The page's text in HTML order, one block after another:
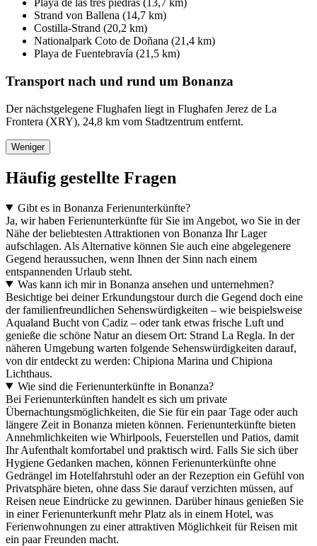
Playa de las tres piedras (13,7 km)
Strand von Ballena (14,7 km)
Costilla-Strand (20,2 km)
Nationalpark Coto de Doñana (21,4 km)
Playa de Fuentebravía (21,5 km)
Transport nach und rund um Bonanza
Der nächstgelegene Flughafen liegt in Flughafen Jerez de La
Frontera (XRY), 24,8 km vom Stadtzentrum entfernt.
Weniger
Häufig gestellte Fragen
Gibt es in Bonanza Ferienunterkünfte?
Ja, wir haben Ferienunterkünfte für Sie im Angebot, wo Sie in der
Nähe der beliebtesten Attraktionen von Bonanza Ihr Lager
aufschlagen. Als Alternative können Sie auch eine abgelegenere
Gegend heraussuchen, wenn Ihnen der Sinn nach einem
entspannenden Urlaub steht.
Was kann ich mir in Bonanza ansehen und unternehmen?
Besichtige bei deiner Erkundungstour durch die Gegend doch eine
der familienfreundlichen Sehenswürdigkeiten – wie beispielsweise
Aqualand Bucht von Cadiz – oder tank etwas frische Luft und
genieße die schöne Natur an diesem Ort: Strand La Regla. In der
näheren Umgebung warten folgende Sehenswürdigkeiten darauf,
von dir entdeckt zu werden: Chipiona Marina und Chipiona
Lichthaus.
Wie sind die Ferienunterkünfte in Bonanza?
Bei Ferienunterkünften handelt es sich um private
Übernachtungsmöglichkeiten, die Sie für ein paar Tage oder auch
längere Zeit in Bonanza mieten können. Ferienunterkünfte bieten
Annehmlichkeiten wie Whirlpools, Feuerstellen und Patios, damit
Ihr Aufenthalt komfortabel und praktisch wird. Falls Sie sich über
Hygiene Gedanken machen, können Ferienunterkünfte ohne
Gedrängel im Hotelfahrstuhl oder an der Rezeption ein Gefühl von
Privatsphäre bieten, ohne dass Sie darauf verzichten müssen, auf
Reisen neue Eindrücke zu gewinnen. Darüber hinaus genießen Sie
in einer Ferienunterkunft mehr Platz als in einem Hotel, was
Ferienwohnungen zu einer attraktiven Möglichkeit für Reisen mit
ein paar Freunden macht.